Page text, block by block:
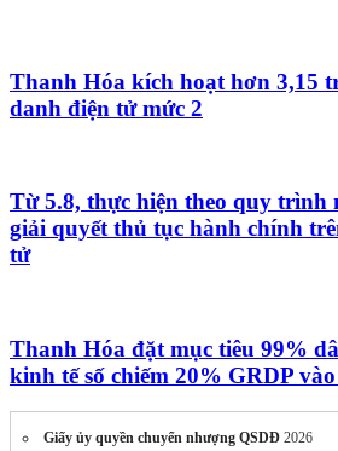
Thanh Hóa kích hoạt hơn 3,15
danh điện tử mức 2
Từ 5.8, thực hiện theo quy trình
giải quyết thủ tục hành chính
tử
Thanh Hóa đặt mục tiêu 99%
kinh tế số chiếm 20% GRDP
Giấy ủy quyền chuyển nhượng QSDĐ 2026